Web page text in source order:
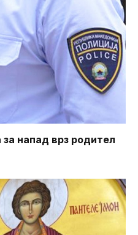
напад врз родител